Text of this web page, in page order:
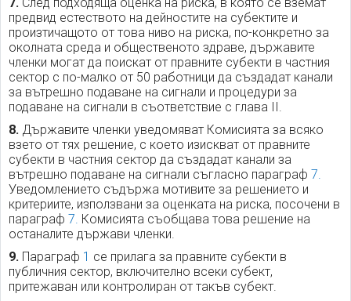
предвид естеството на дейностите на субектите и
произтичащото от това ниво на риска, по-конкретно за
околната среда и общественото здраве, държавите
членки могат да поискат от правните субекти в частния
сектор с по-малко от 50 работници да създадат канали
за вътрешно подаване на сигнали и процедури за
подаване на сигнали в съответствие с глава II.
8. Държавите членки уведомяват Комисията за всяко
взето от тях решение, с което изискват от правните
субекти в частния сектор да създадат канали за
вътрешно подаване на сигнали съгласно параграф 7.
Уведомлението съдържа мотивите за решението и
критериите, използвани за оценката на риска, посочени в
параграф 7. Комисията съобщава това решение на
останалите държави членки.
9. Параграф 1 се прилага за правните субекти в
публичния сектор, включително всеки субект,
притежаван или контролиран от такъв субект.